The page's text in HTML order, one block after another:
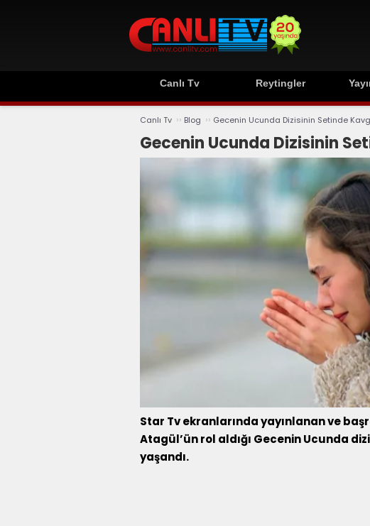
Canlı Tv Reytingler
Canlı Tv ›› Blog ›› Gecenin Ucunda Dizisinin Setinde
Gecenin Ucunda Dizisinin
Star Tv ekranlarında yayınlanan ve
Atagül’ün rol aldığı Gecenin Ucunda
yaşandı.